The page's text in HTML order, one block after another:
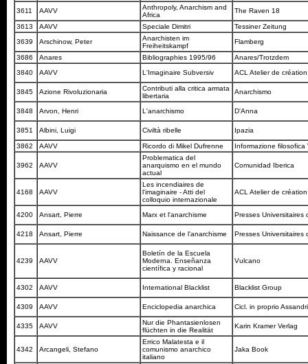
3611 AAVV
Anthropoly, Anarchism and
Africa
The Raven 18
3613 AAVV Speciale Dimitri
Tessiner Zeitung
3639
Arschinow, Peter
Anarchisten im
Freiheitskampf
Flamberg
3686 Anares Bibliographies 1995/96
Anares/Trotzdem
3840
AAVV L'Imaginaire Subversiv ACL Atelier de
3845 Azione Rivoluzionaria
Contributi alla critica armata
libertaria
Anarchismo
3848 Arvon, Henri L'anarchismo D'Anna
3851 Albini, Luigi Civiltà ribelle Ipazia
3862 AAVV Ricordo di Mikel Dufrenne Informazione
3962 AAVV
Problematica del
anarquismo en el mundo
actual
Comunidad Iberica
4168 AAVV
Les incendiaires de
l'imaginaire - Atti del
colloquio internazionale
ACL Atelier de
4200 Ansart, Pierre Marx et l'anarchisme Presses Universitaires
4218 Ansart, Pierre Naissance de l'anarchisme Presses Universitaires
4239 AAVV
Boletín de la Escuela
Moderna. Enseñanza
científica y racional
Vulcano
4302 AAVV International Blacklist Blacklist Group
4309 AAVV Enciclopedia anarchica Cicl. in proprio
4335 AAVV
Nur die Phantasienlosen
flüchten in die Realität
Karin Kramer Verlag
4342 Arcangeli, Stefano
Errico Malatesta e il
comunismo anarchico
italiano
Jaka Book